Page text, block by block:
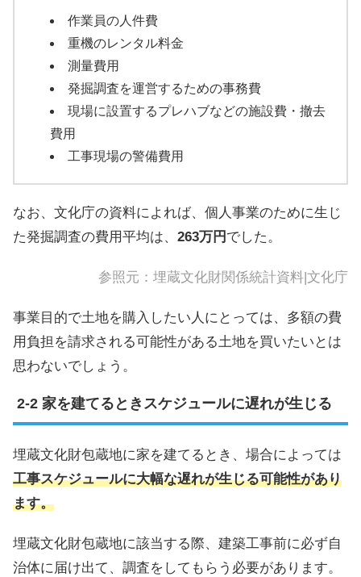
作業員の人件費
重機のレンタル料金
測量費用
発掘調査を運営するための事務費
現場に設置するプレハブなどの施設費・撤去
費用
工事現場の警備費用
なお、文化庁の資料によれば、個人事業のために生じ
た発掘調査の費用平均は、 263万円 でした。
参照元： 埋蔵文化財関係統計資料|文化庁
事業目的で土地を購入したい人にとっては、多額の費
用負担を請求される可能性がある土地を買いたいとは
思わないでしょう。
家を建てるときスケジュールに遅れが生じる
埋蔵文化財包蔵地に家を建てるとき、場合によっては
工事スケジュールに大幅な遅れが生じる可能性があり
ます。
埋蔵文化財包蔵地に該当する際、建築工事前に必ず自
治体に届け出て、調査をしてもらう必要があります。